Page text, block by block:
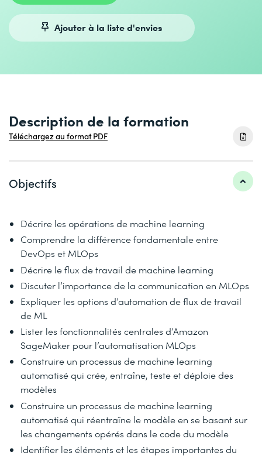
Ajouter à la liste d'envies
Description de la formation
Téléchargez au format PDF
Objectifs
Décrire les opérations de machine learning
Comprendre la différence fondamentale entre
DevOps et MLOps
Décrire le flux de travail de machine learning
Discuter l’importance de la communication en MLOps
Expliquer les options d’automation de flux de travail
de ML
Lister les fonctionnalités centrales d’Amazon
SageMaker pour l’automatisation MLOps
Construire un processus de machine learning
automatisé qui crée, entraîne, teste et déploie des
modèles
Construire un processus de machine learning
automatisé qui réentraîne le modèle en se basant sur
les changements opérés dans le code du modèle
Identifier les éléments et les étapes importantes du